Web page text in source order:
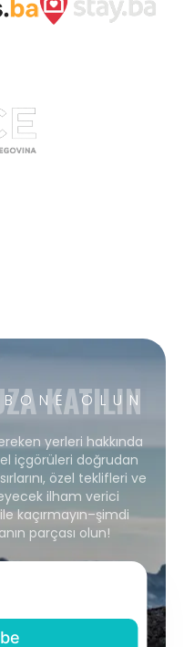
OLUN
KATILIN
yerleri hakkında
içgörüleri doğrudan
özel teklifleri ve
ilham verici
kaçırmayın–şimdi
parçası olun!